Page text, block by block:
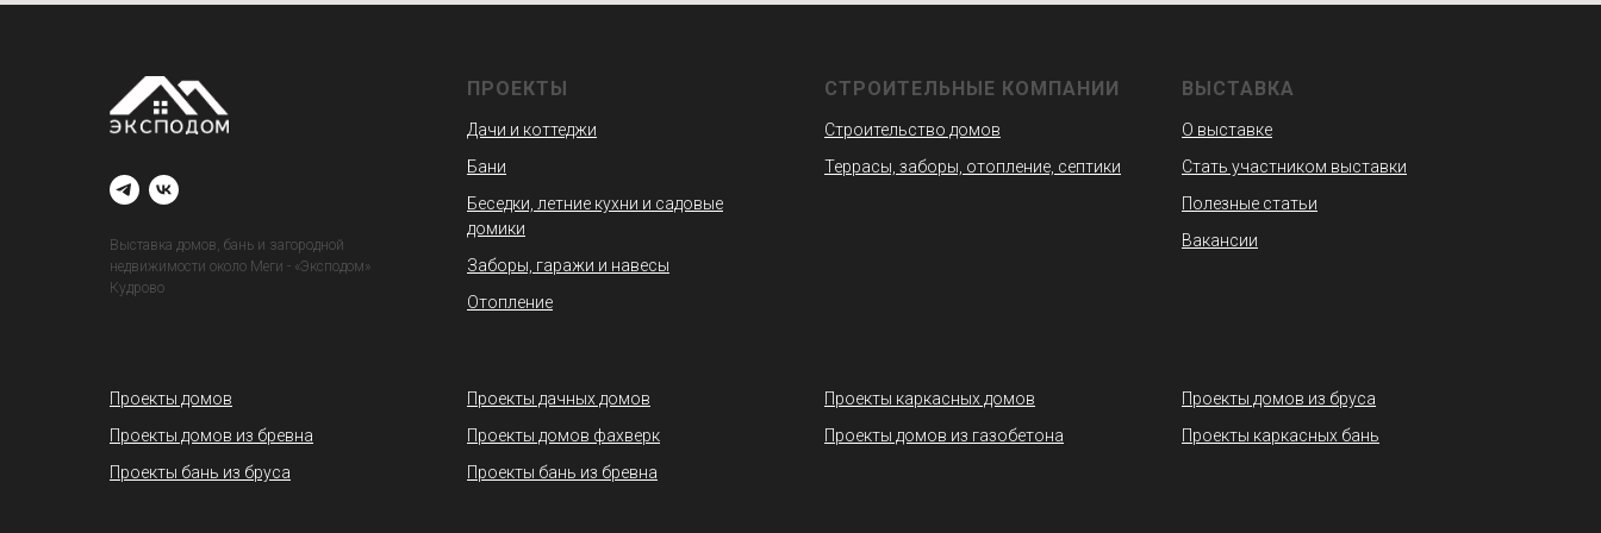
Выставка домов, бань и загородной
недвижимости около Меги - «Эксподом»
Кудрово
ПРОЕКТЫ
Дачи и коттеджи
Бани
Беседки, летние кухни и садовые
домики
Заборы, гаражи и навесы
Отопление
СТРОИТЕЛЬНЫЕ КОМПАНИИ
Строительство домов
Террасы, заборы, отопление, септики
ВЫСТАВКА
О выставке
Стать участником выставки
Полезные статьи
Вакансии
Проекты домов
Проекты домов из бревна
Проекты бань из бруса
Проекты дачных домов
Проекты домов фахверк
Проекты бань из бревна
Проекты каркасных домов
Проекты домов из газобетона
Проекты домов из бруса
Проекты каркасных бань